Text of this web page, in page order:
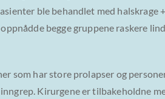
ble behandlet med halskrage
begge gruppene raskere
har store prolapser og
Kirurgene er tilbakeholdne